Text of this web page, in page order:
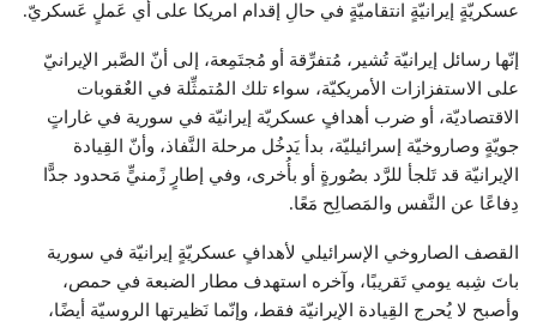
عسكريّةٍ إيرانيّةٍ انتقاميّةٍ في حالِ إقدام امريكا على أي عَملٍ عَسكريّ.
إنّها رسائل إيرانيّة تُشير، مُتفرِّقة أو مُجتَمِعة، إلى أنّ الصَّبر الإيرانيّ
على الاستفزازات الأمريكيّة، سواء تلك المُتمثِّلة في العٌقوبات
الاقتصاديّة، أو ضرب أهدافٍ عسكريّة إيرانيّة في سورية في غاراتٍ
جويّةٍ وصاروخيّة إسرائيليّة، بدأ يَدخُل مرحلة النَّفاذ، وأنّ القِيادة
الإيرانيّة قد تَلجأ للرَّد بصُورةٍ أو بأُخرى، وفي إطارٍ زًمنيٍّ مَحدود جدًّا
دِفاعًا عن النَّفس والمَصالِح مَعًا.
القصف الصاروخي الإسرائيلي لأهدافٍ عسكريّةٍ إيرانيّة في سورية
باتَ شِبه يومي تَقريبًا، وآخره استهدف مطار الضبعة في حمص،
وأصبح لا يُحرِج القِيادة الإيرانيّة فقط، وإنّما نَظيرتها الروسيّة أيضًا،